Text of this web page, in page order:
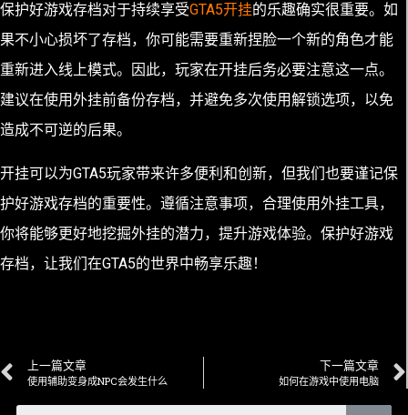
保护好游戏存档对于持续享受GTA5开挂的乐趣确实很重要。如
果不小心损坏了存档，你可能需要重新捏脸一个新的角色才能
重新进入线上模式。因此，玩家在开挂后务必要注意这一点。
建议在使用外挂前备份存档，并避免多次使用解锁选项，以免
造成不可逆的后果。
开挂可以为GTA5玩家带来许多便利和创新，但我们也要谨记保
护好游戏存档的重要性。遵循注意事项，合理使用外挂工具，
你将能够更好地挖掘外挂的潜力，提升游戏体验。保护好游戏
存档，让我们在GTA5的世界中畅享乐趣！
上一篇文章
使用辅助变身成NPC会发生什么
下一篇文章
如何在游戏中使用电脑